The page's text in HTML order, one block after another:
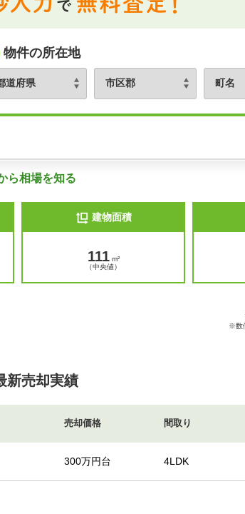
物件の所在地
ら相場を知る
建物面積
111 m²
（中央値）
※数
新売却実績
売却価格 間取り
300万円台 4LDK